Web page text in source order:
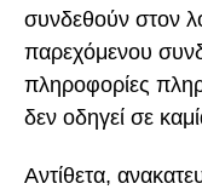
συνδεθούν στον
παρεχόμενου
πληροφορίες
δεν οδηγεί σε
Αντίθετα,